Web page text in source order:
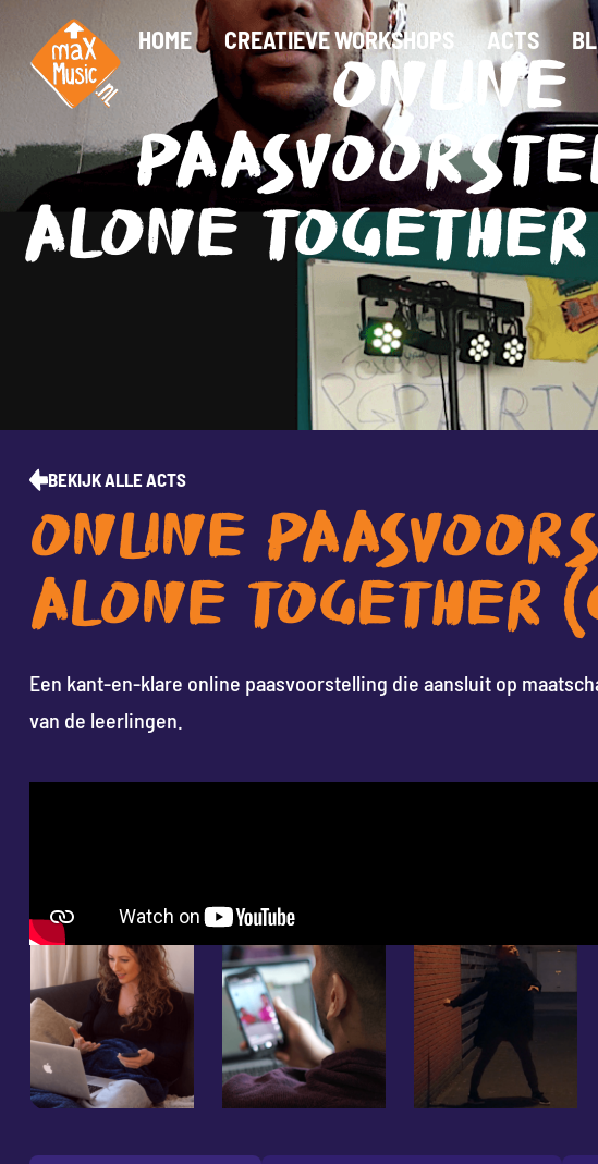
HOME CREATIEVE WORKSHOPS ACTS
ONLINE
ALONE
BEKIJK ALLE ACTS
ONLINE
ALONE TOGETHER
Een kant-en-klare online paasvoorstelling die aansluit op
van de leerlingen.